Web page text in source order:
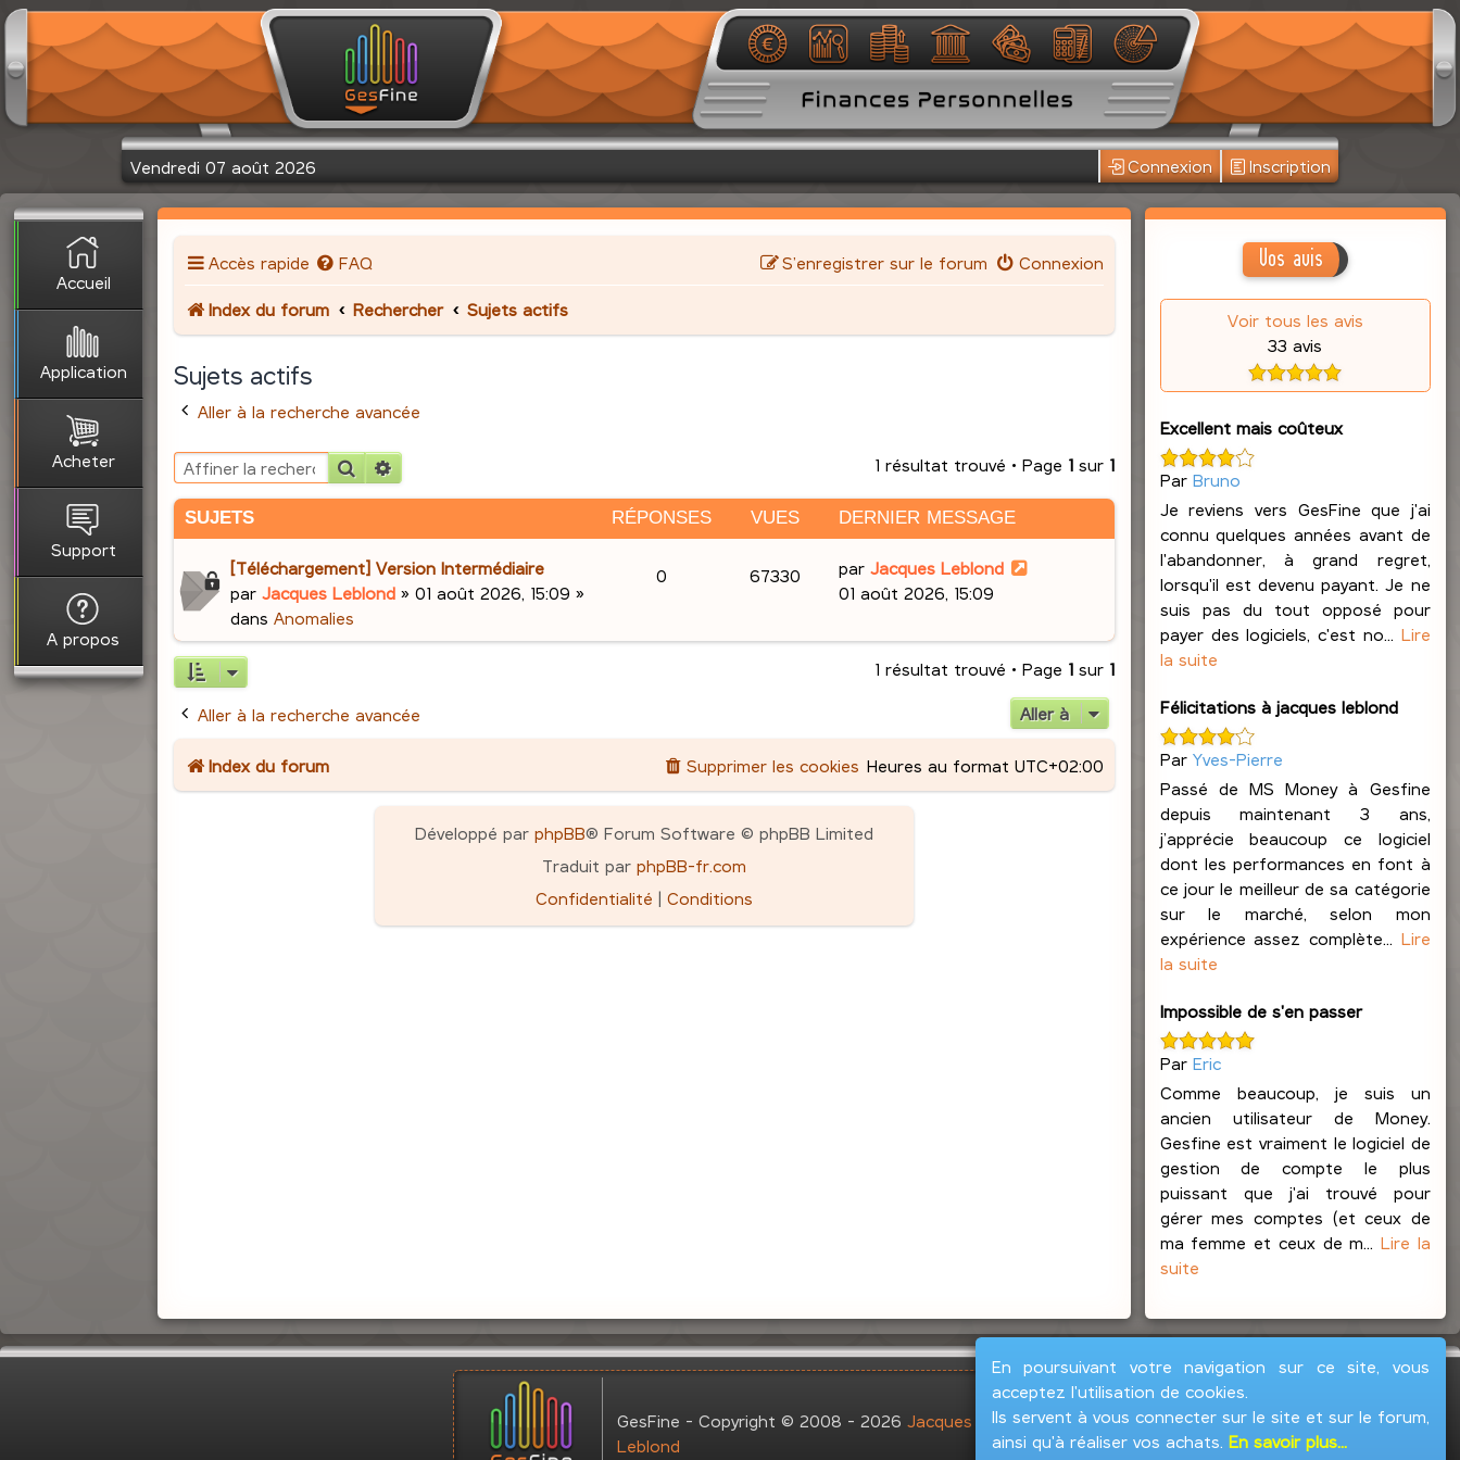
Vendredi 07 août 2026 Connexion Inscription
Accueil
Application
Acheter
Support
A propos
Accès rapide FAQ Connexion
S’enregistrer sur le forum
Index du forum Rechercher Sujets actifs
Sujets actifs
Aller à la recherche avancée
Rechercher 1 résultat trouvé • Page 1sur 1
SUJETS RÉPONSES VUES DERNIER MESSAGE
[Téléchargement] Version Intermédiaire
parJacques Leblond »01 août 2026, 15:09 »
dansAnomalies
0R
n
s
s
67330
D
e
n
m
e
s
a
par Jacques Leblond
01 août 2026, 15:09
1 résultat trouvé • Page 1sur 1
Aller à la recherche avancée Aller à
Index du forum Heures au format UTC+02:00
Supprimer les cookies
Développé par phpBB® Forum Software © phpBB Limited
Traduit par phpBB-fr.com
Confidentialité | Conditions
Vos avis
Voir tous les avis
33 avis
Excellent mais coûteux
Par Bruno
Je reviens vers GesFine que j'ai
connu quelques années avant de
l'abandonner, à grand regret,
lorsqu'il est devenu payant. Je ne
suis pas du tout opposé pour
payer des logiciels, c'est no... Lire
la suite
Félicitations à jacques leblond
Par Yves-Pierre
Passé de MS Money à Gesfine
depuis maintenant 3 ans,
j’apprécie beaucoup ce logiciel
dont les performances en font à
ce jour le meilleur de sa catégorie
sur le marché, selon mon
expérience assez complète... Lire
la suite
Impossible de s'en passer
Par Eric
Comme beaucoup, je suis un
ancien utilisateur de Money.
Gesfine est vraiment le logiciel de
gestion de compte le plus
puissant que j'ai trouvé pour
gérer mes comptes (et ceux de
ma femme et ceux de m... Lire la
suite
En poursuivant votre navigation sur ce site, vous
acceptez l'utilisation de cookies.
Ils servent à vous connecter sur le site et sur le forum,
ainsi qu'à réaliser vos achats. En savoir plus...
GesFine - Copyright © 2008 - 2026Jacques
Leblond